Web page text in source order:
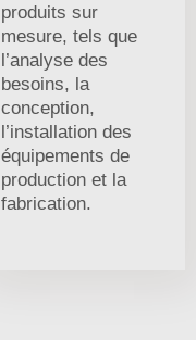
produits sur
mesure, tels que
l’analyse des
besoins, la
conception,
l’installation des
équipements de
production et la
fabrication.